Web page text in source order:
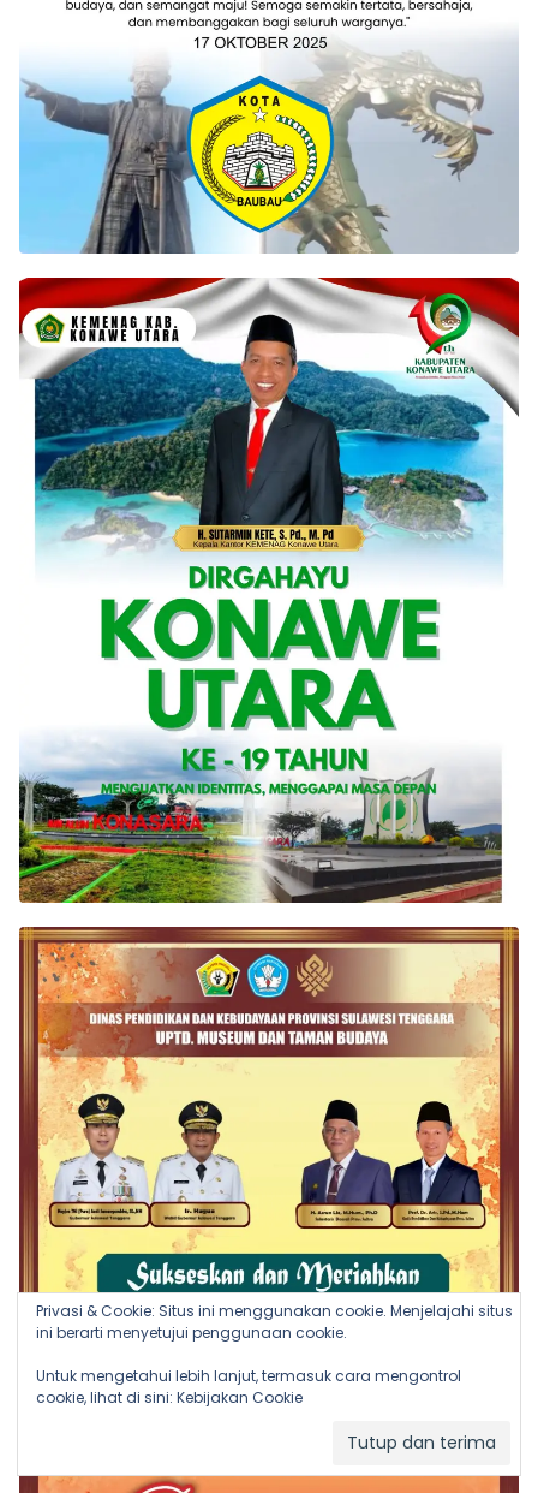
Privasi & Cookie: Situs ini menggunakan cookie. Menjelajahi situs
ini berarti menyetujui penggunaan cookie.
Untuk mengetahui lebih lanjut, termasuk cara mengontrol
cookie, lihat di sini: Kebijakan Cookie